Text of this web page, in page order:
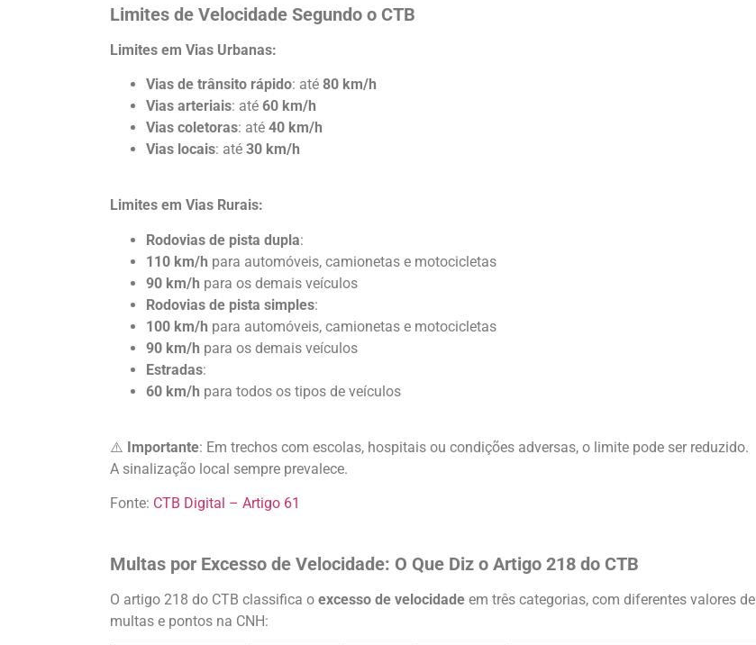
Limites de Velocidade Segundo o CTB
Limites em Vias Urbanas:
Vias de trânsito rápido: até 80 km/h
Vias arteriais: até 60 km/h
Vias coletoras: até 40 km/h
Vias locais: até 30 km/h
Limites em Vias Rurais:
Rodovias de pista dupla:
110 km/h para automóveis, camionetas e motocicletas
90 km/h para os demais veículos
Rodovias de pista simples:
100 km/h para automóveis, camionetas e motocicletas
90 km/h para os demais veículos
Estradas:
60 km/h para todos os tipos de veículos
⚠️ Importante: Em trechos com escolas, hospitais ou condições adversas, o limite pode ser reduzido.
A sinalização local sempre prevalece.
Fonte: CTB Digital – Artigo 61
Multas por Excesso de Velocidade: O Que Diz o Artigo 218 do CTB
O artigo 218 do CTB classifica o excesso de velocidade em três categorias, com diferentes valores de
multas e pontos na CNH: